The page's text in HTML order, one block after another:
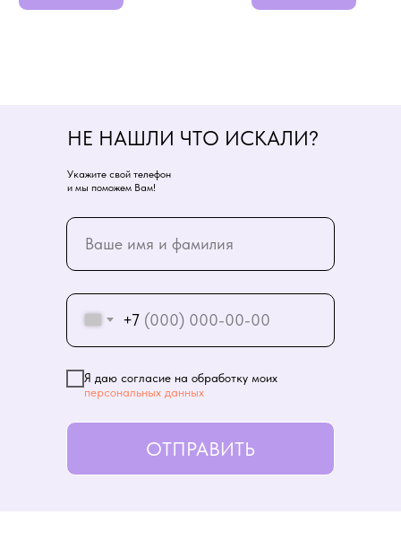
+7
Я даю согласие на обработку моих
персональных данных
ОТПРАВИТЬ
НЕ НАШЛИ ЧТО ИСКАЛИ?
Укажите свой телефон
и мы поможем Вам!